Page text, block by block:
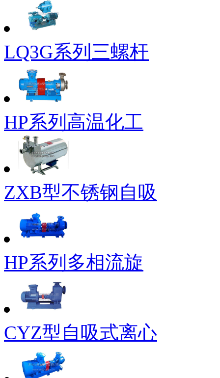
LQ3G系列三螺杆
HP系列高温化工
ZXB型不锈钢自吸
HP系列多相流旋
CYZ型自吸式离心